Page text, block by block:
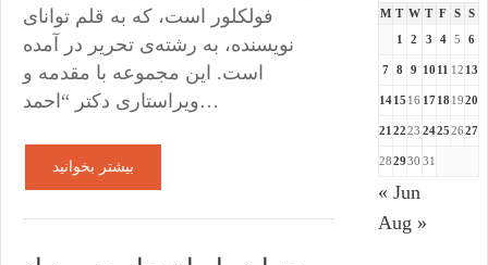
فولکلور است، که به قلم توانای
نویسنده، به رشته‌ی تحریر در آمده
است. این مجموعه با مقدمه‌ و
ویراستاری دکتر “احمد…
بیشتر بخوانید
M T W T F S
S
1
2 3 4 5 6
7 8 9 10 11 12 13
14 15 16 17 18 1920
21 2223 24252627
282930 31
« Jun
Aug »